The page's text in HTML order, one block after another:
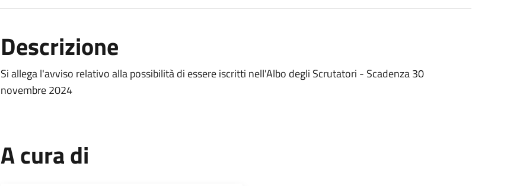
Descrizione
Si allega l'avviso relativo alla possibilità di essere iscritti nell'Albo degli Scrutatori - Scadenza 30
novembre 2024
A cura di